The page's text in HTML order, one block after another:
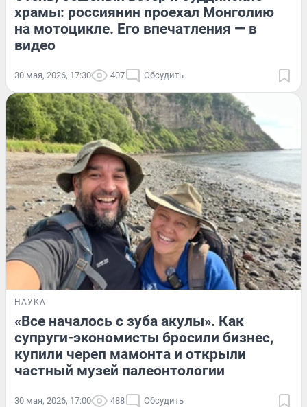
храмы: россиянин проехал Монголию
на мотоцикле. Его впечатления — в
видео
30 мая, 2026, 17:30 407 Обсудить
НАУКА
«Все началось с зуба акулы». Как
супруги-экономисты бросили бизнес,
купили череп мамонта и открыли
частный музей палеонтологии
30 мая, 2026, 17:00 488 Обсудить